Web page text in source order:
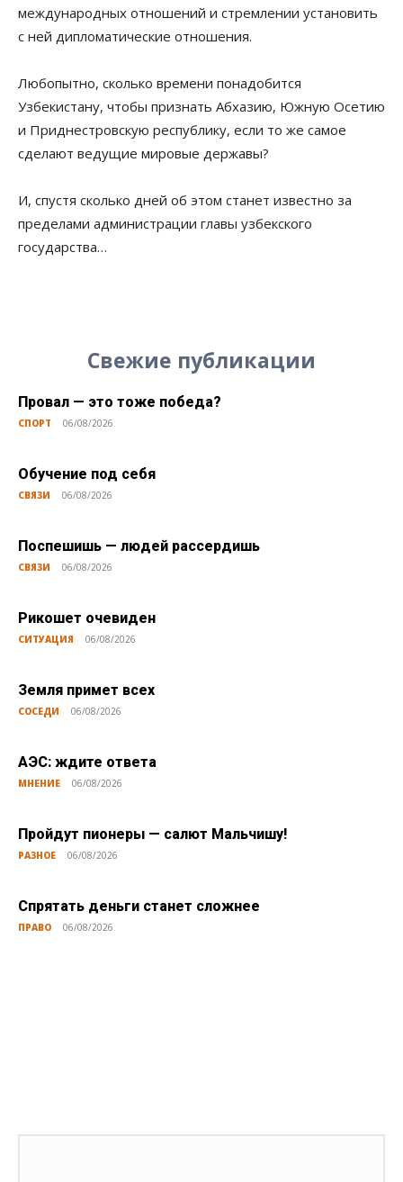
международных отношений и стремлении установить
с ней дипломатические отношения.
Любопытно, сколько времени понадобится
Узбекистану, чтобы признать Абхазию, Южную Осетию
и Приднестровскую республику, если то же самое
сделают ведущие мировые державы?
И, спустя сколько дней об этом станет известно за
пределами администрации главы узбекского
государства…
Свежие публикации
Провал — это тоже победа?
СПОРТ 06/08/2026
Обучение под себя
СВЯЗИ 06/08/2026
Поспешишь — людей рассердишь
СВЯЗИ 06/08/2026
Рикошет очевиден
СИТУАЦИЯ 06/08/2026
Земля примет всех
СОСЕДИ 06/08/2026
АЭС: ждите ответа
МНЕНИЕ 06/08/2026
Пройдут пионеры — салют Мальчишу!
РАЗНОЕ 06/08/2026
Спрятать деньги станет сложнее
ПРАВО 06/08/2026